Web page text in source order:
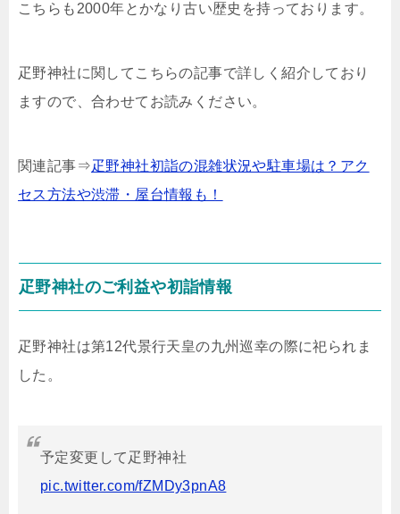
こちらも2000年とかなり古い歴史を持っております。
疋野神社に関してこちらの記事で詳しく紹介しており
ますので、合わせてお読みください。
関連記事⇒疋野神社初詣の混雑状況や駐車場は？アク
セス方法や渋滞・屋台情報も！
疋野神社のご利益や初詣情報
疋野神社は第12代景行天皇の九州巡幸の際に祀られま
した。
予定変更して疋野神社
pic.twitter.com/fZMDy3pnA8